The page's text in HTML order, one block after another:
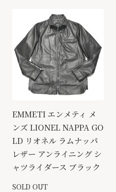
EMMETI エンメティ メ
ンズ LIONEL NAPPA GO
LD リオネル ラムナッパ
レザー アンライニング シ
ャツライダース ブラック
SOLD OUT